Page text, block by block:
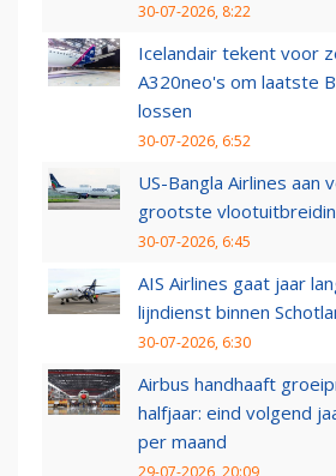
30-07-2026, 8:22
Icelandair tekent voor
A320neo's om laatste
lossen
30-07-2026, 6:52
US-Bangla Airlines aan
grootste
30-07-2026, 6:45
AIS Airlines gaat jaar
lijndienst binnen
30-07-2026, 6:30
Airbus handhaaft
halfjaar: eind volgend
per maand